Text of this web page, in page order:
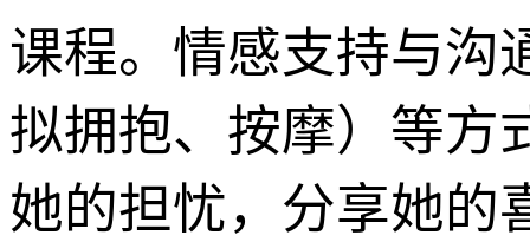
课程。情感支持与沟
拟拥抱、按摩）等方
她的担忧，分享她的